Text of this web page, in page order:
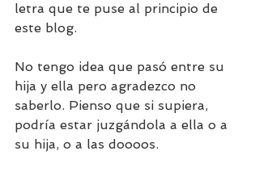
letra que te puse al principio de
este blog.
No tengo idea que pasó entre su
hija y ella pero agradezco no
saberlo. Pienso que si supiera,
podría estar juzgándola a ella o a
su hija, o a las doooos.